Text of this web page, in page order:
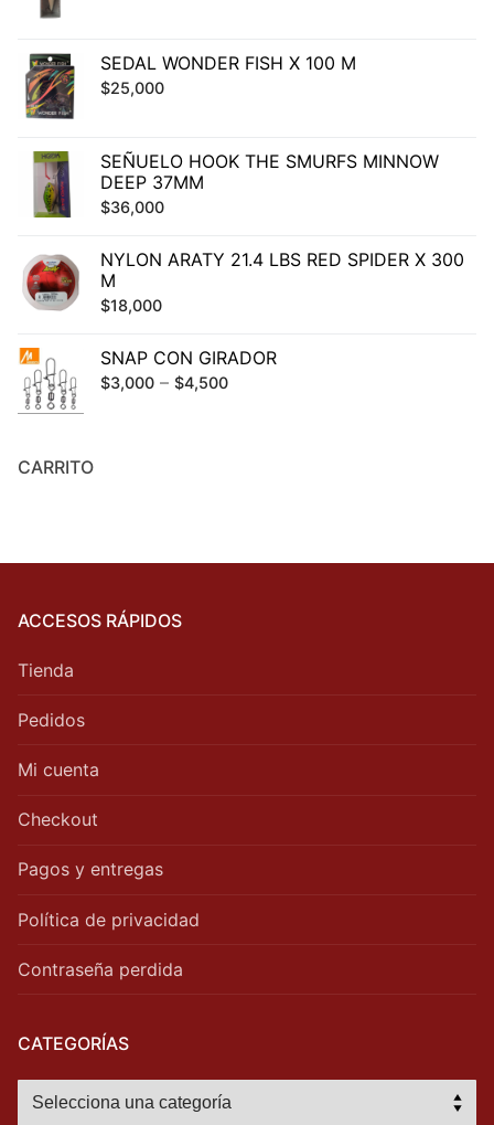
era:
es:
SEDAL WONDER FISH X 100 M
$25,000
SEÑUELO HOOK THE SMURFS MINNOW
DEEP 37MM
$36,000
NYLON ARATY 21.4 LBS RED SPIDER X 300
M
$18,000
SNAP CON GIRADOR
$3,000 – $4,500
CARRITO
ACCESOS RÁPIDOS
Tienda
Pedidos
Mi cuenta
Checkout
Pagos y entregas
Política de privacidad
Contraseña perdida
CATEGORÍAS